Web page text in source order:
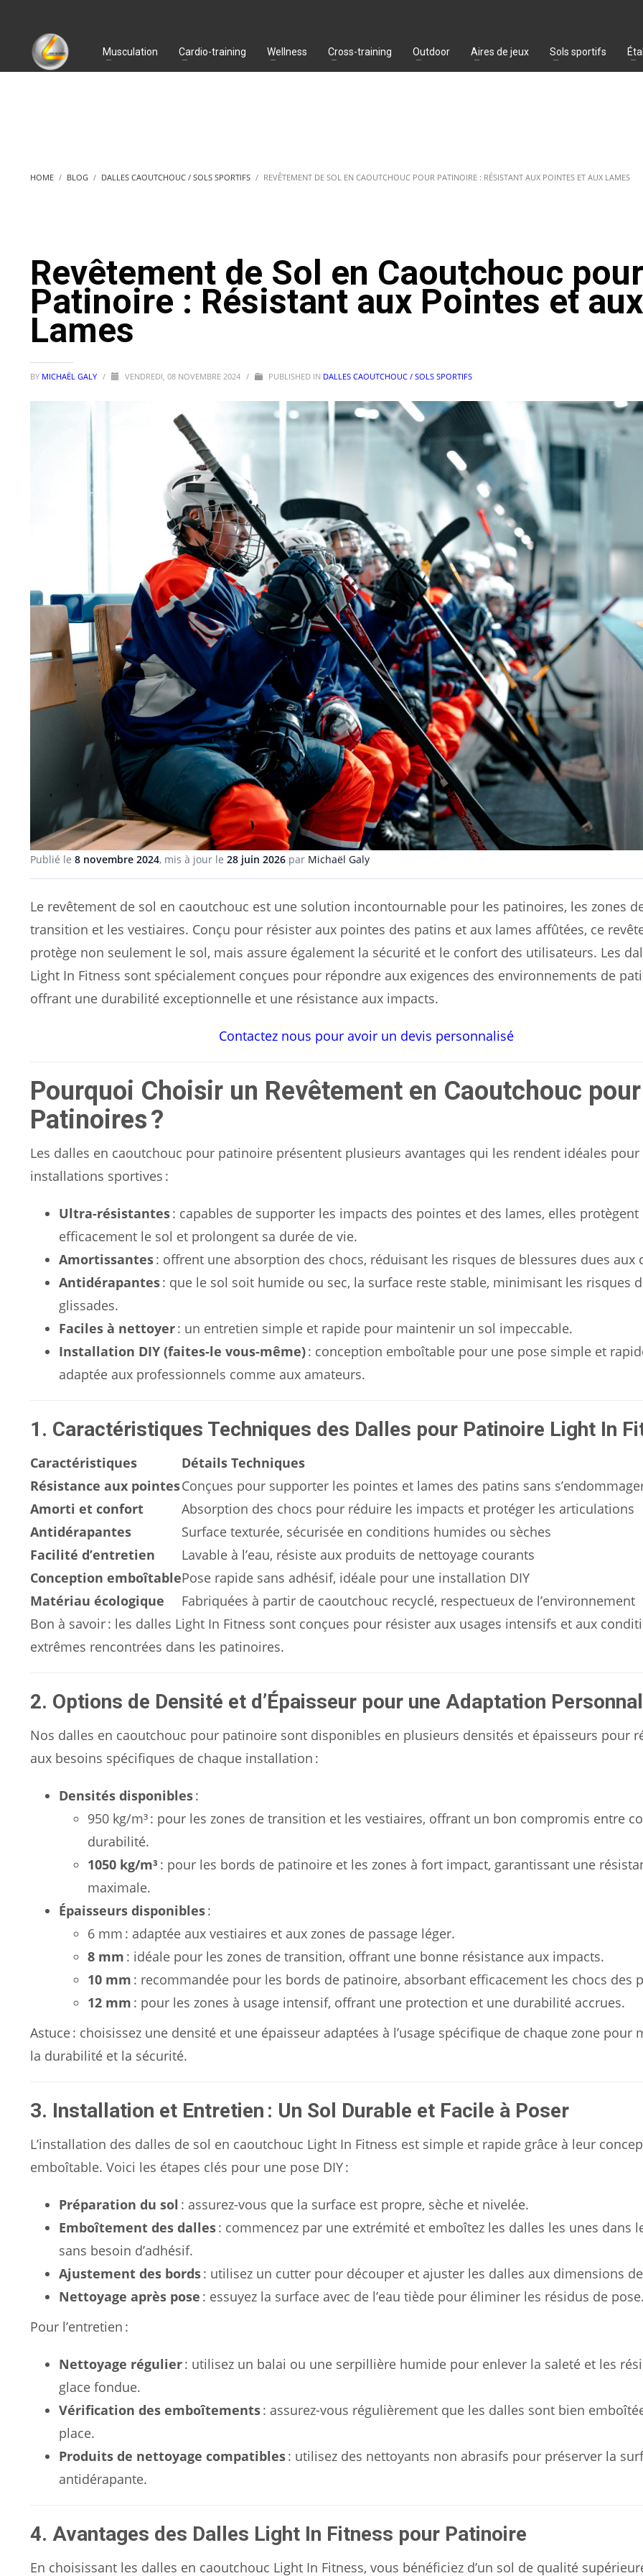
Musculation Cardio-training Wellness Cross-training Outdoor Aires de jeux Sols sportifs
HOME BLOG DALLES CAOUTCHOUC / SOLS SPORTIFS REVÊTEMENT DE SOL EN CAOUTCHOUC POUR PATINOIRE : RÉSISTANT AUX POINTES ET AUX LAMES
Revêtement de Sol en Caoutchouc pour
Patinoire : Résistant aux Pointes et aux
Lames
BY MICHAËL GALY / VENDREDI, 08 NOVEMBRE 2024 / PUBLISHED IN DALLES CAOUTCHOUC / SOLS SPORTIFS
Publié le 8 novembre 2024, mis à jour le 28 juin 2026 par Michaël Galy
Le revêtement de sol en caoutchouc est une solution incontournable pour les patinoires, les zones
transition et les vestiaires. Conçu pour résister aux pointes des patins et aux lames affûtées, ce
protège non seulement le sol, mais assure également la sécurité et le confort des utilisateurs. Les
Light In Fitness sont spécialement conçues pour répondre aux exigences des environnements de
offrant une durabilité exceptionnelle et une résistance aux impacts.
Contactez nous pour avoir un devis personnalisé
Pourquoi Choisir un Revêtement en Caoutchouc
Patinoires ?
Les dalles en caoutchouc pour patinoire présentent plusieurs avantages qui les rendent idéales pour
installations sportives :
Ultra-résistantes: capables de supporter les impacts des pointes et des lames, elles protègent
efficacement le sol et prolongent sa durée de vie.
Amortissantes: offrent une absorption des chocs, réduisant les risques de blessures dues aux
Antidérapantes: que le sol soit humide ou sec, la surface reste stable, minimisant les risques
glissades.
Faciles à nettoyer: un entretien simple et rapide pour maintenir un sol impeccable.
Installation DIY (faites-le vous-même): conception emboîtable pour une pose simple et
adaptée aux professionnels comme aux amateurs.
1. Caractéristiques Techniques des Dalles pour Patinoire Light In
Caractéristiques
Détails Techniques
Résistance aux pointesConçues pour supporter les pointes et lames des patins sans
Amorti et confort
Absorption des chocs pour réduire les impacts et protéger les articulations
Antidérapantes
Surface texturée, sécurisée en conditions humides ou sèches
Facilité d’entretien
Lavable à l’eau, résiste aux produits de nettoyage courants
Conception emboîtablePose rapide sans adhésif, idéale pour une installation DIY
Matériau écologique
Fabriquées à partir de caoutchouc recyclé, respectueux de l’environnement
Bon à savoir : les dalles Light In Fitness sont conçues pour résister aux usages intensifs et aux
extrêmes rencontrées dans les patinoires.
2. Options de Densité et d’Épaisseur pour une Adaptation
Nos dalles en caoutchouc pour patinoire sont disponibles en plusieurs densités et épaisseurs pour
aux besoins spécifiques de chaque installation :
Densités disponibles:
950 kg/m³ : pour les zones de transition et les vestiaires, offrant un bon compromis entre
durabilité.
1050 kg/m³ : pour les bords de patinoire et les zones à fort impact, garantissant une
maximale.
Épaisseurs disponibles:
6 mm : adaptée aux vestiaires et aux zones de passage léger.
8 mm : idéale pour les zones de transition, offrant une bonne résistance aux impacts.
10 mm : recommandée pour les bords de patinoire, absorbant efficacement les chocs des
12 mm : pour les zones à usage intensif, offrant une protection et une durabilité accrues.
Astuce : choisissez une densité et une épaisseur adaptées à l’usage spécifique de chaque zone pour
la durabilité et la sécurité.
3. Installation et Entretien : Un Sol Durable et Facile à Poser
L’installation des dalles de sol en caoutchouc Light In Fitness est simple et rapide grâce à leur
emboîtable. Voici les étapes clés pour une pose DIY :
Préparation du sol : assurez-vous que la surface est propre, sèche et nivelée.
Emboîtement des dalles: commencez par une extrémité et emboîtez les dalles les unes dans
sans besoin d’adhésif.
Ajustement des bords: utilisez un cutter pour découper et ajuster les dalles aux dimensions
Nettoyage après pose : essuyez la surface avec de l’eau tiède pour éliminer les résidus de pose.
Pour l’entretien :
Nettoyage régulier: utilisez un balai ou une serpillière humide pour enlever la saleté et les
glace fondue.
Vérification des emboîtements: assurez-vous régulièrement que les dalles sont bien
place.
Produits de nettoyage compatibles: utilisez des nettoyants non abrasifs pour préserver la
antidérapante.
4. Avantages des Dalles Light In Fitness pour Patinoire
En choisissant les dalles en caoutchouc Light In Fitness, vous bénéficiez d’un sol de qualité